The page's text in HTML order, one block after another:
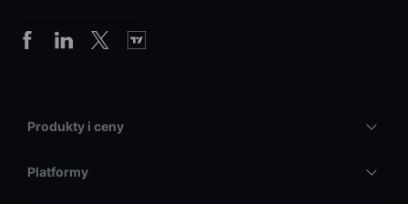
Produkty i ceny
Platformy